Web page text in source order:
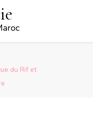
du Rif et